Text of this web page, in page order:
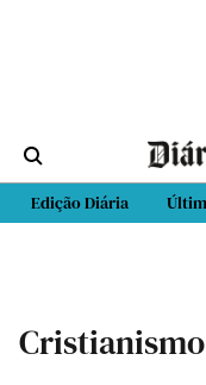
Edição Diária
Cristianismo